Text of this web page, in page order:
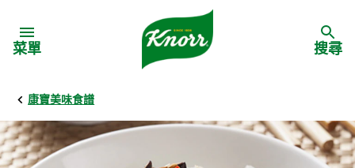
菜單 搜尋
康寶美味食譜